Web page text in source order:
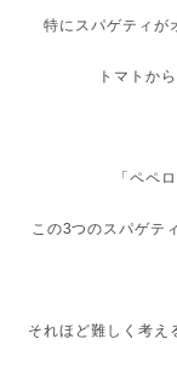
特にスパゲティが
トマトか
「ペペ
この3つのスパゲテ
それほど難しく考え